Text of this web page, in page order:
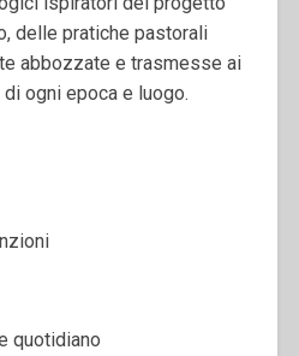
delle pratiche pastorali
abbozzate e trasmesse ai
ogni epoca e luogo.
quotidiano